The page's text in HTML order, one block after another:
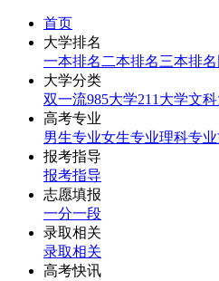
首页
大学排名
一本排名 二本排名三本排名
大学分类
双一流985大学211大学文
高考专业
男生专业女生专业理科专业
报考指导
报考指导
志愿填报
一分一段
录取相关
录取相关
高考快讯